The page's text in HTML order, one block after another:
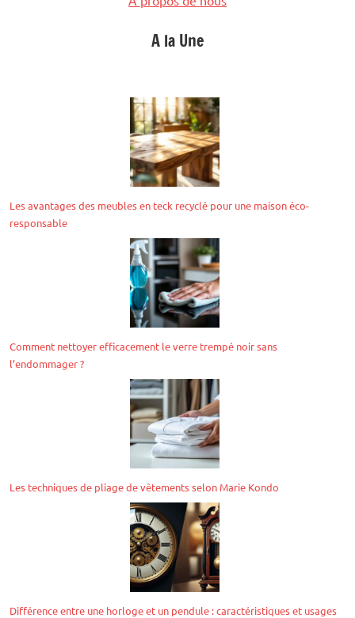
A la Une
Les avantages des meubles en teck recyclé pour une maison éco-
responsable
Comment nettoyer efficacement le verre trempé noir sans
l’endommager ?
Les techniques de pliage de vêtements selon Marie Kondo
Différence entre une horloge et un pendule : caractéristiques et usages